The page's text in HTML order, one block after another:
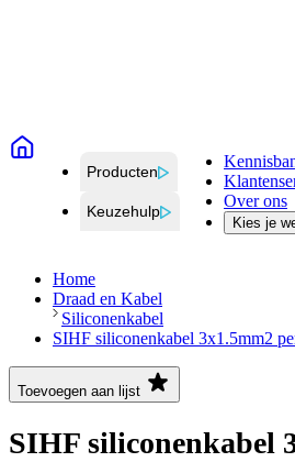
Producten
Keuzehulp
Over ons
Kies je
Home
Draad en Kabel
Siliconenkabel
SIHF siliconenkabel 3x1.5mm2
Toevoegen aan lijst
SIHF siliconenkabel